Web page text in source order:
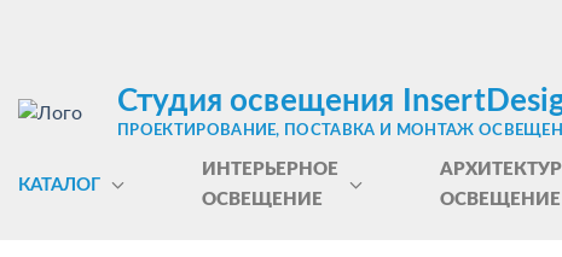
Студия освещения
ПРОЕКТИРОВАНИЕ, ПОСТАВКА И МОНТАЖ
КАТАЛОГ
ИНТЕРЬЕРНОЕ
ОСВЕЩЕНИЕ
ОСВЕЩЕНИЕ